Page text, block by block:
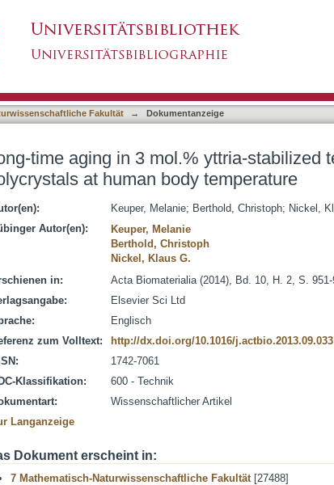
Fakultät → Dokumentanzeige
time aging in 3 mol.% yttria-stabilized
at human body temperature
Keuper, Melanie; Berthold, Christoph; Nickel,
Autor(en):
Keuper, Melanie
Berthold, Christoph
Nickel, Klaus G.
in:
Acta Biomaterialia (2014), Bd. 10, H. 2, S. 951-
Elsevier Sci Ltd
Englisch
zum Volltext:
http://dx.doi.org/10.1016/j.actbio.2013.09.033
1742-7061
Klassifikation:
600 - Technik
Wissenschaftlicher Artikel
Langanzeige
Dokument erscheint in:
7 Mathematisch-Naturwissenschaftliche Fakultät[27488]